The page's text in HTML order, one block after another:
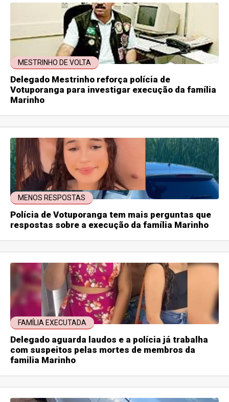
MESTRINHO DE VOLTA
Delegado Mestrinho reforça polícia de
Votuporanga para investigar execução da família
Marinho
MENOS RESPOSTAS
Polícia de Votuporanga tem mais perguntas que
respostas sobre a execução da família Marinho
FAMÍLIA EXECUTADA
Delegado aguarda laudos e a polícia já trabalha
com suspeitos pelas mortes de membros da
familia Marinho